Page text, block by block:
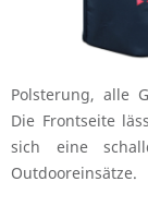
Polsterung, alle
Die Frontseite
sich eine
Outdooreinsätze.